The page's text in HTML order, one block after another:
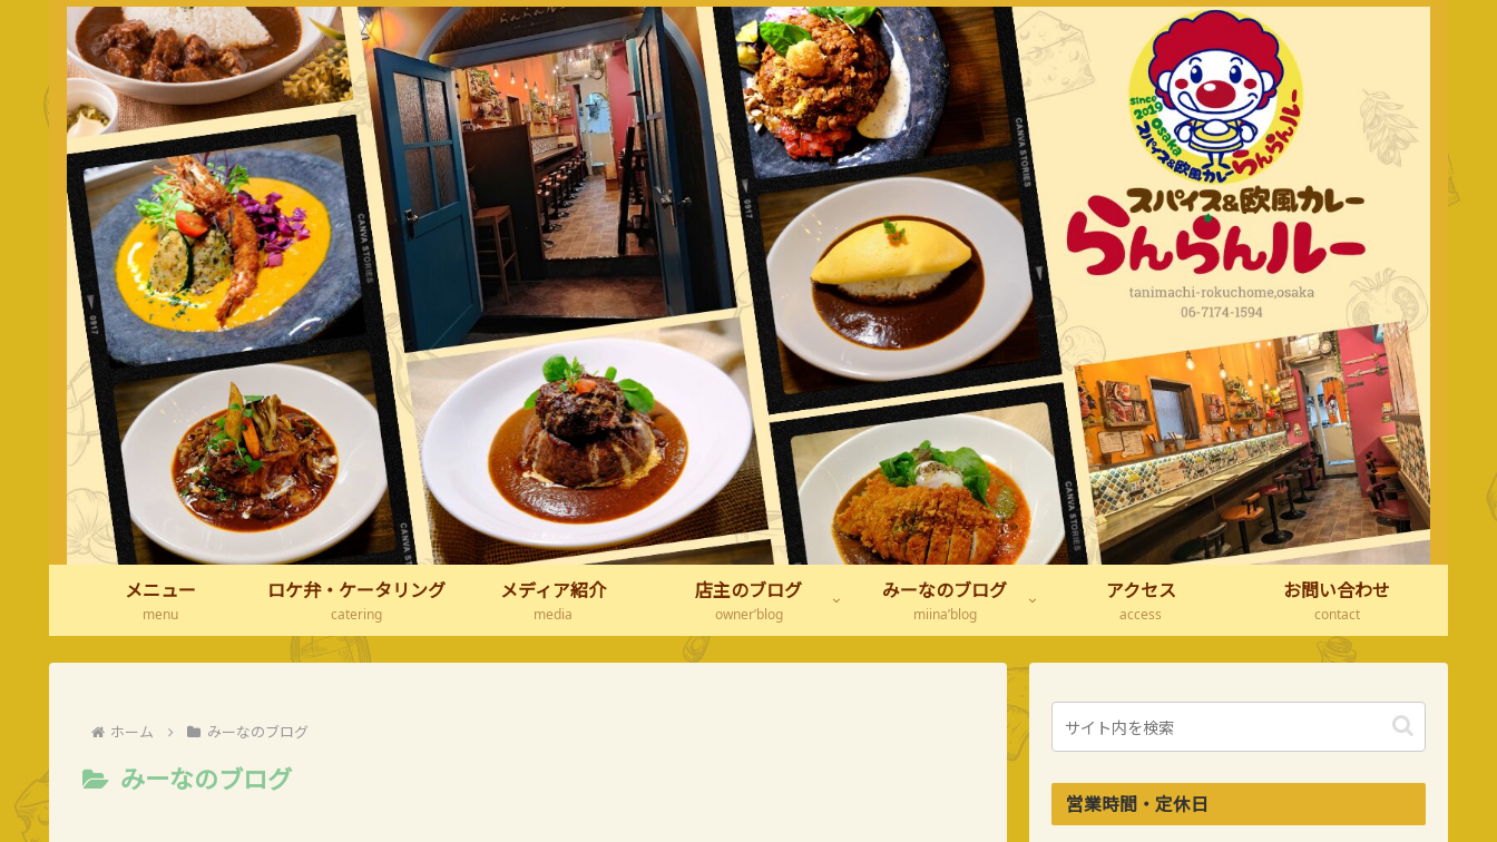
メニュー
menu
ロケ弁・ケータリング
catering
メディア紹介
media
店主のブログ
owner’blog
みーなのブログ
miina’blog
アクセス
access
お問い合わせ
contact
ホーム みーなのブログ
みーなのブログ
営業時間・定休日